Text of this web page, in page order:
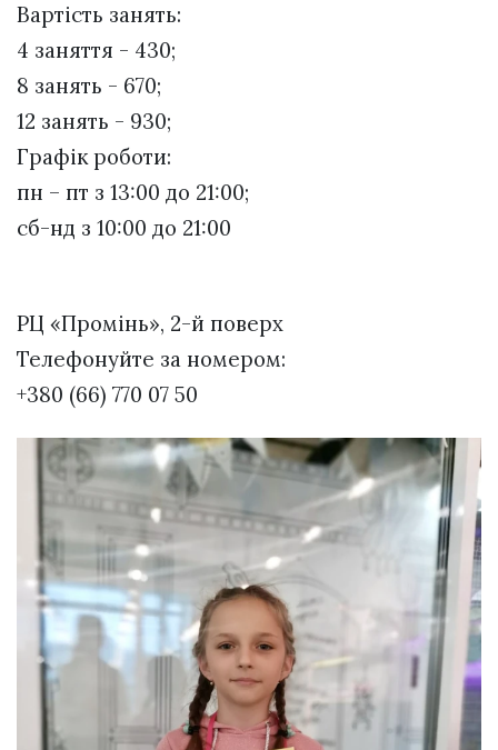
Вартість занять:
4 заняття - 430;
8 занять - 670;
12 занять - 930;
Графік роботи:
пн – пт з 13:00 до 21:00;
сб-нд з 10:00 до 21:00
РЦ «Промінь», 2-й поверх
Телефонуйте за номером:
+380 (66) 770 07 50